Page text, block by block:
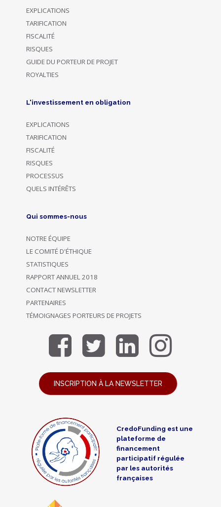
EXPLICATIONS
TARIFICATION
FISCALITÉ
RISQUES
GUIDE DU PORTEUR DE PROJET
ROYALTIES
L'investissement en obligation
EXPLICATIONS
TARIFICATION
FISCALITÉ
RISQUES
PROCESSUS
QUELS INTÉRÊTS
Qui sommes-nous
NOTRE ÉQUIPE
LE COMITÉ D'ÉTHIQUE
STATISTIQUES
RAPPORT ANNUEL 2018
CONTACT NEWSLETTER
PARTENAIRES
TÉMOIGNAGES PORTEURS DE PROJETS
INSCRIPTION À LA NEWSLETTER
CredoFunding est une
plateforme de
financement
participatif régulée
par les autorités
françaises